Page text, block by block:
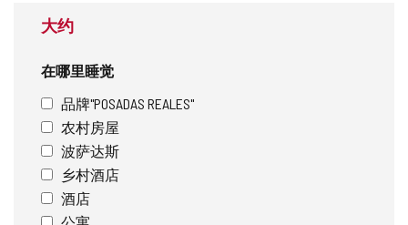
大约
在哪里睡觉
品牌"POSADAS REALES"
农村房屋
波萨达斯
乡村酒店
酒店
公寓